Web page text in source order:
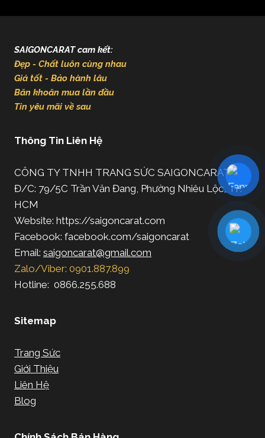
SAIGONCARAT cam kết:
Đẹp - Chất luôn cùng nhau
Giá tốt - Bảo hành lâu
Băn khoăn mua lần đầu
Tin yêu mãi về sau
Thông Tin Liên Hệ
CÔNG TY TNHH TRANG SỨC SAIGONCARAT
Đ/C: 79/5C Trần Văn Đang, Phường Nhiêu Lộc, TP.
HCM
Website: https://saigoncarat.com
Facebook: facebook.com/saigoncarat
Email: saigoncarat@gmail.com
Zalo/Viber: 0901.887.899
Hotline: 0866.255.688
Sitemap
Trang Sức
Giới Thiệu
Liên Hệ
Blog